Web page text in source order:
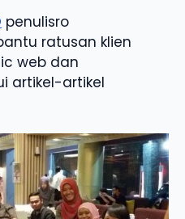
penulisro
ratusan klien
web dan
artikel-artikel